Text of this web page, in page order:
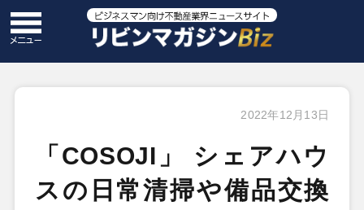
2022年12月13日
「COSOJI」 シェアハウ
スの日常清掃や備品交換